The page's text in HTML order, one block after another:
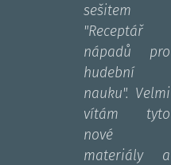
sešitem
"Receptář
nápadů pro
hudební
nauku". Velmi
vítám tyto
nové
materiály a